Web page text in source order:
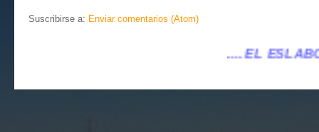
Suscribirse a: Enviar comentarios (Atom)
.... EL ESLABÓN VILLENA ...